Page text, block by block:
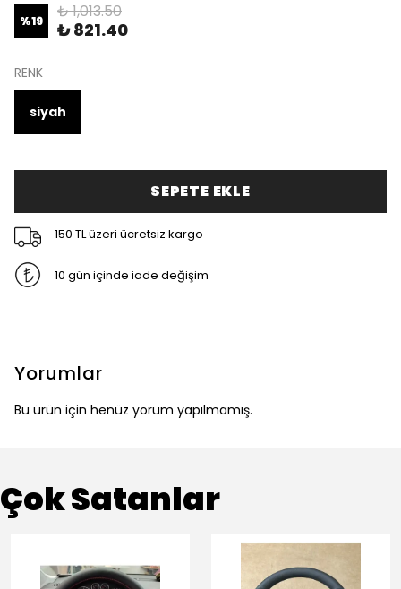
%19 ₺ 1,013.50
₺ 821.40
RENK
siyah
SEPETE EKLE
150 TL üzeri ücretsiz kargo
10 gün içinde iade değişim
Yorumlar
Bu ürün için henüz yorum yapılmamış.
Çok Satanlar